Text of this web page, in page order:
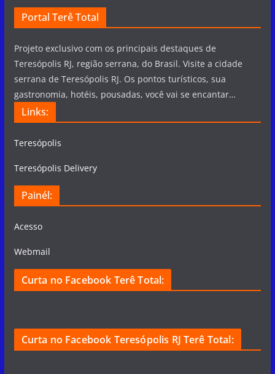
Portal Terê Total
Projeto exclusivo com os principais destaques de
Teresópolis RJ, região serrana, do Brasil. Visite a cidade
serrana de Teresópolis RJ. Os pontos turísticos, sua
gastronomia, hotéis, pousadas, você vai se encantar…
Links:
Teresópolis
Teresópolis Delivery
Painél:
Acesso
Webmail
Curta no Facebook Terê Total:
Curta no Facebook Teresópolis RJ Terê Total: